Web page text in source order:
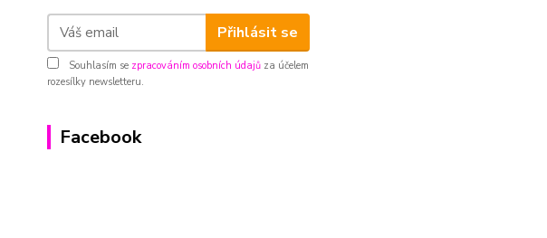
Přihlásit se
Souhlasím se zpracováním osobních údajů za účelem
rozesílky newsletteru.
Facebook